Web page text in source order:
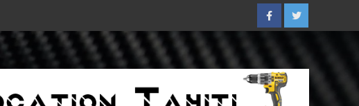
FacebookTwitter